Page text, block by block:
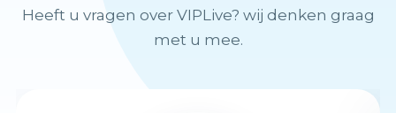
Heeft u vragen over VIPLive? wij denken graag
met u mee.